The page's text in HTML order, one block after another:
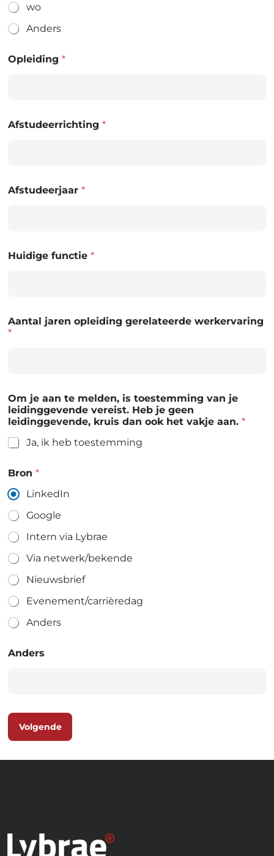
wo
Anders
Opleiding *
Afstudeerrichting *
Afstudeerjaar *
Huidige functie *
Aantal jaren opleiding gerelateerde werkervaring
*
Om je aan te melden, is toestemming van je
leidinggevende vereist. Heb je geen
leidinggevende, kruis dan ook het vakje aan. *
Ja, ik heb toestemming
Bron *
LinkedIn
Google
Intern via Lybrae
Via netwerk/bekende
Nieuwsbrief
Evenement/carrièredag
Anders
Anders
Volgende